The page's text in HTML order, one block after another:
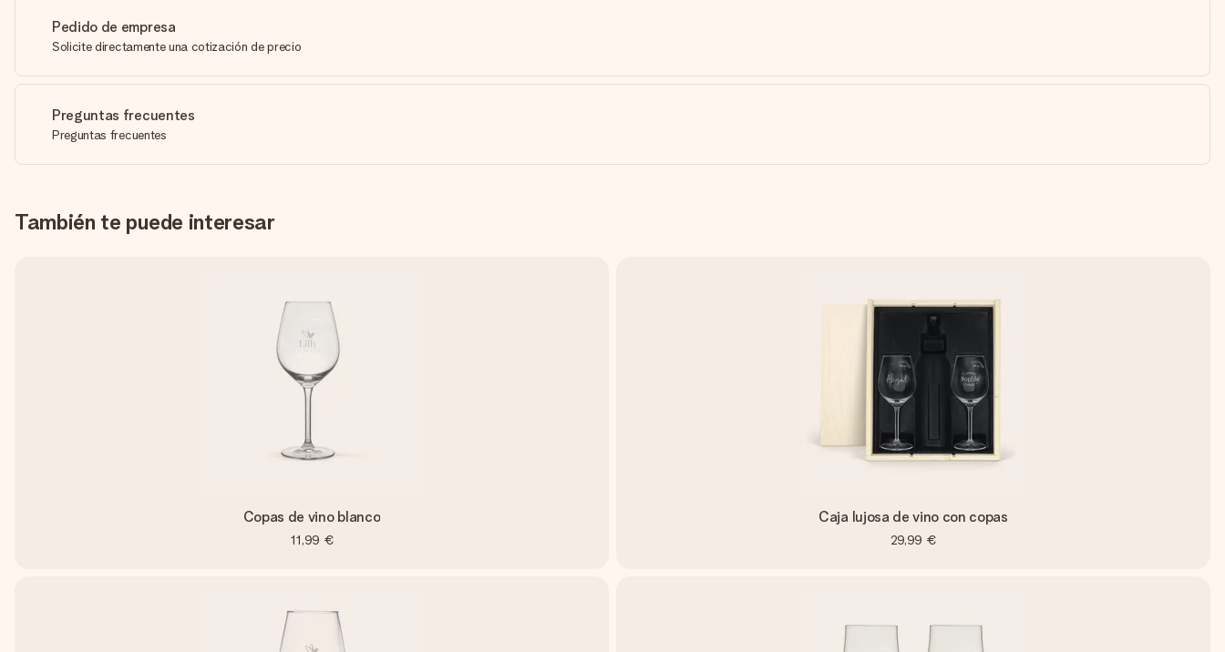
Pedido de empresa
Solicite directamente una cotización de precio
Preguntas frecuentes
Preguntas frecuentes
También te puede interesar
Copas de vino blanco
11,99 €
Caja lujosa de vino con copas
29,99 €